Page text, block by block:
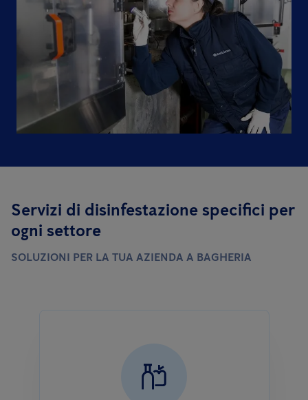
Servizi di disinfestazione specifici per
ogni settore
SOLUZIONI PER LA TUA AZIENDA A BAGHERIA